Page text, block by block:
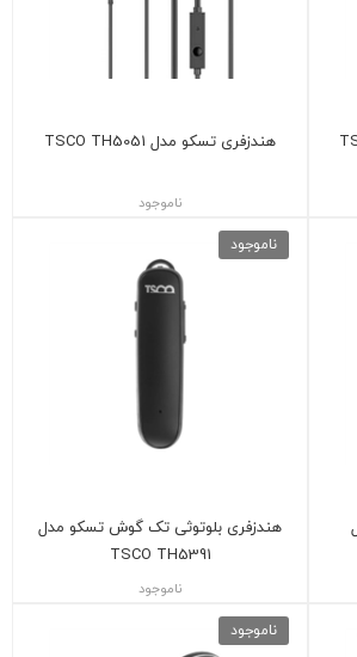
هندزفری تسکو مدل TSCO TH5051
ناموجود
ناموجود
هندزفری بلوتوثی تک گوش تسکو مدل
TSCO TH5391
ناموجود
ناموجود